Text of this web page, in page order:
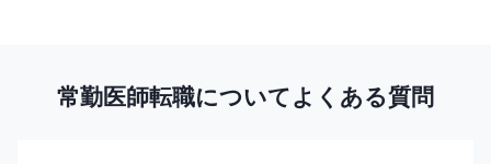
常勤医師転職についてよくある質問